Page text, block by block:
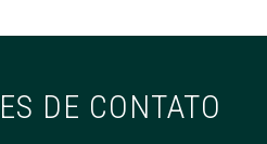
DE CONTATO